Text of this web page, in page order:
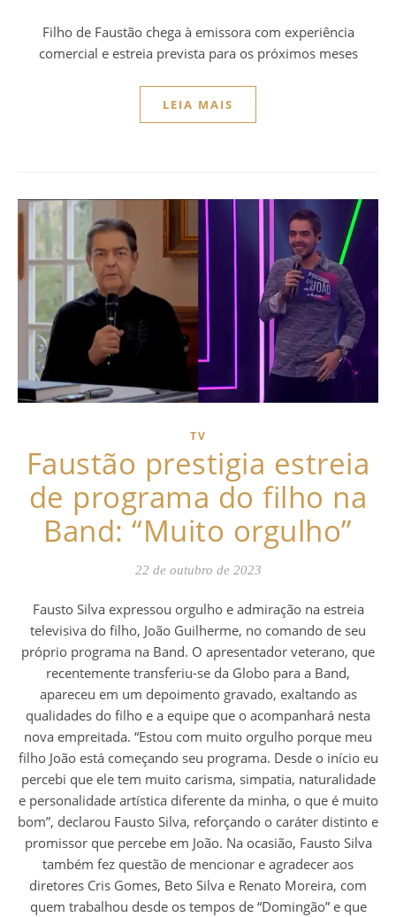
Filho de Faustão chega à emissora com experiência
comercial e estreia prevista para os próximos meses
LEIA MAIS
TV
Faustão prestigia estreia
de programa do filho na
Band: “Muito orgulho”
22 de outubro de 2023
Fausto Silva expressou orgulho e admiração na estreia
televisiva do filho, João Guilherme, no comando de seu
próprio programa na Band. O apresentador veterano, que
recentemente transferiu-se da Globo para a Band,
apareceu em um depoimento gravado, exaltando as
qualidades do filho e a equipe que o acompanhará nesta
nova empreitada. “Estou com muito orgulho porque meu
filho João está começando seu programa. Desde o início eu
percebi que ele tem muito carisma, simpatia, naturalidade
e personalidade artística diferente da minha, o que é muito
bom”, declarou Fausto Silva, reforçando o caráter distinto e
promissor que percebe em João. Na ocasião, Fausto Silva
também fez questão de mencionar e agradecer aos
diretores Cris Gomes, Beto Silva e Renato Moreira, com
quem trabalhou desde os tempos de “Domingão” e que